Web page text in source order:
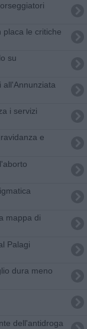
placa le critiche
su
all'Annunziata
i servizi
e
mappa di
Palagi
dura meno
dell'antidroga